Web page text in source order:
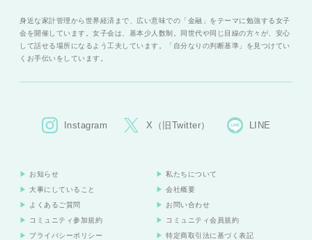
身近な家計管理から世界経済まで、広い意味での「金融」をテーマに勉強する女子
会を開催しています。女子会は、基本少人数制。同世代や同じ目線の方々が、安心
して話せる場所になるよう工夫しています。「自分なりの判断基準」を見つけてい
くお手伝いをしています。
Instagram X（旧Twitter） LINE
お知らせ
私たちについて
大事にしていること
会社概要
よくあるご質問
お問い合わせ
コミュニティ参加規約
コミュニティ会員規約
プライバシーポリシー
特定商取引法に基づく表記